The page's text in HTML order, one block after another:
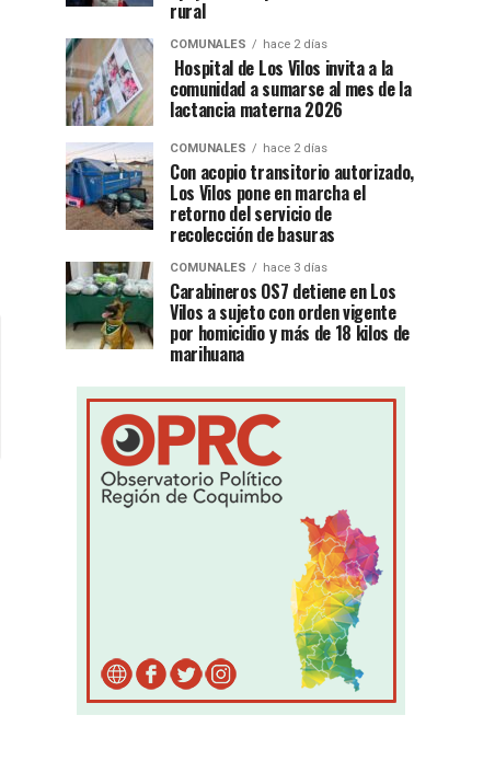
rural
COMUNALES hace 2 días
Hospital de Los Vilos invita a la
comunidad a sumarse al mes de la
lactancia materna 2026
COMUNALES hace 2 días
Con acopio transitorio autorizado,
Los Vilos pone en marcha el
retorno del servicio de
recolección de basuras
COMUNALES hace 3 días
Carabineros OS7 detiene en Los
Vilos a sujeto con orden vigente
por homicidio y más de 18 kilos de
marihuana